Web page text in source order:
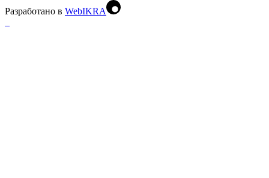
Разработано в WebIKRA